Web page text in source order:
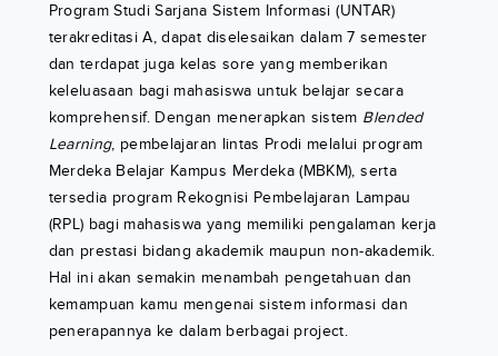
Program Studi Sarjana Sistem Informasi (UNTAR)
terakreditasi A, dapat diselesaikan dalam 7 semester
dan terdapat juga kelas sore yang memberikan
keleluasaan bagi mahasiswa untuk belajar secara
komprehensif. Dengan menerapkan sistem Blended
Learning, pembelajaran lintas Prodi melalui program
Merdeka Belajar Kampus Merdeka (MBKM), serta
tersedia program Rekognisi Pembelajaran Lampau
(RPL) bagi mahasiswa yang memiliki pengalaman kerja
dan prestasi bidang akademik maupun non-akademik.
Hal ini akan semakin menambah pengetahuan dan
kemampuan kamu mengenai sistem informasi dan
penerapannya ke dalam berbagai project.